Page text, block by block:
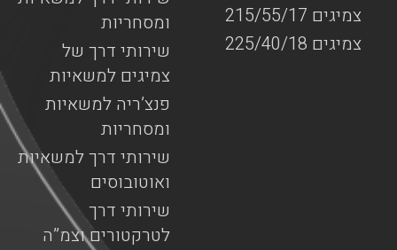
ומסחריות
שירותי דרך של
צמיגים למשאיות
פנצ’ריה למשאיות
ומסחריות
שירותי דרך למשאיות
ואוטובוסים
שירותי דרך
לטרקטורים וצמ”ה
צמיגים 215/55/17
צמיגים 225/40/18